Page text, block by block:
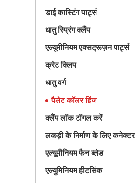
डाई कास्टिंग पार्ट्स
धातु स्प्रिंग क्लैंप
एल्यूमीनियम एक्सट्रूज़न पार्ट्स
क्रेट क्लिप
धातु वर्ग
पैलेट कॉलर हिंज
क्लैंप लॉक टॉगल करें
लकड़ी के निर्माण के लिए कनेक्टर
एल्यूमीनियम फैन ब्लेड
एल्युमिनियम हीटसिंक